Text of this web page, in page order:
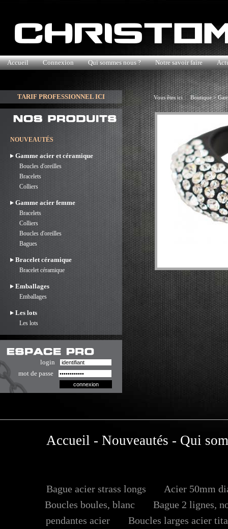
Accueil Connexion Qui sommes nous ? Notre savoir faire
TARIF PROFESSIONNEL ICI
NOUVEAUTÉS
Gamme acier et céramique
Boucles d'oreilles
Bracelets
Colliers
Gamme acier femme
Bracelets
Colliers
Boucles d'oreilles
Bagues
Bracelet céramique
Bracelet céramique
Emballages
Emballages
Les lots
Les lots
login
mot de passe
Vous êtes ici :Boutique>
Accueil - Nouveautés - Qui
Bague acier strass longs
Acier 50mm
Boucles boules, blanc
Bague 2 lignes,
pendantes acier
Boucles larges acier